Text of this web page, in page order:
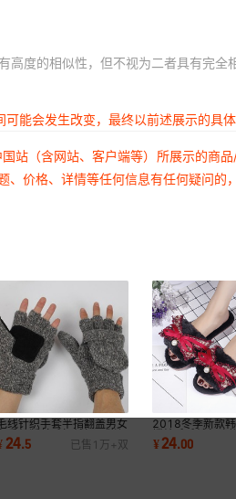
度的相似性，但不视为二者具有完全
能会发生改变，最终以前述展示的具
站（含网站、客户端等）所展示的
价格、详情等任何信息有任何疑问
线针织手套半指翻盖男女
冬季韩版羊毛加绒加厚猪保
户外骑行
24.5 已售 1万+ 双
2018冬季新款
蝶结毛毛绒包头
居时尚外穿防滑
¥24.00